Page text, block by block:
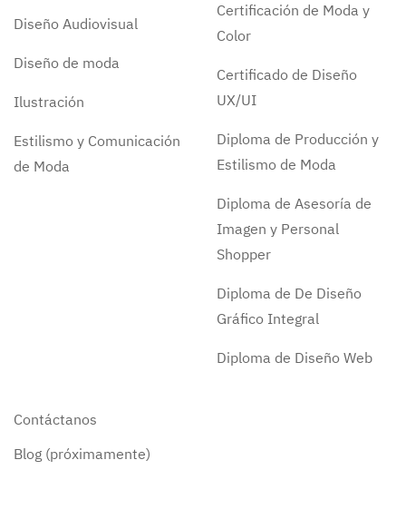
Diseño Audiovisual
Diseño de moda
Ilustración
Estilismo y Comunicación
de Moda
Certificación de Moda y
Color
Certificado de Diseño
UX/UI
Diploma de Producción y
Estilismo de Moda
Diploma de Asesoría de
Imagen y Personal
Shopper
Diploma de De Diseño
Gráfico Integral
Diploma de Diseño Web
Contáctanos
Blog (próximamente)